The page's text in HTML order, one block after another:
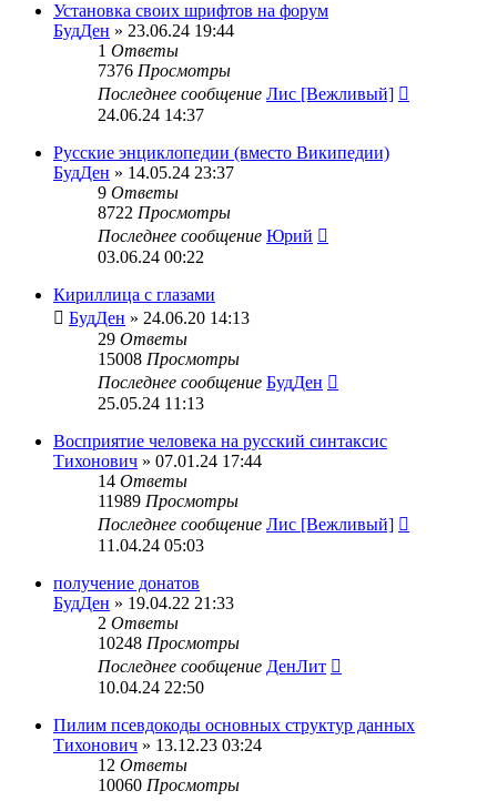
Установка своих шрифтов на форум
БудДен » 23.06.24 19:44
1 Ответы
7376 Просмотры
Последнее сообщение Лис [Вежливый]
24.06.24 14:37
Русские энциклопедии (вместо Википедии)
БудДен » 14.05.24 23:37
9 Ответы
8722 Просмотры
Последнее сообщение Юрий
03.06.24 00:22
Кириллица с глазами
БудДен » 24.06.20 14:13
29 Ответы
15008 Просмотры
Последнее сообщение БудДен
25.05.24 11:13
Восприятие человека на русский синтаксис
Тихонович » 07.01.24 17:44
14 Ответы
11989 Просмотры
Последнее сообщение Лис [Вежливый]
11.04.24 05:03
получение донатов
БудДен » 19.04.22 21:33
2 Ответы
10248 Просмотры
Последнее сообщение ДенЛит
10.04.24 22:50
Пилим псевдокоды основных структур данных
Тихонович » 13.12.23 03:24
12 Ответы
10060 Просмотры